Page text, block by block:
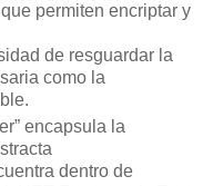
permiten encriptar y
de resguardar la
como la
encapsula la
dentro de